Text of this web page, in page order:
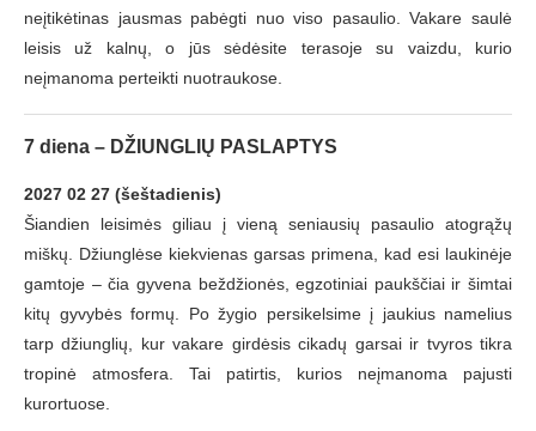
neįtikėtinas jausmas pabėgti nuo viso pasaulio. Vakare saulė
leisis už kalnų, o jūs sėdėsite terasoje su vaizdu, kurio
neįmanoma perteikti nuotraukose.
7 diena – DŽIUNGLIŲ PASLAPTYS
2027 02 27 (šeštadienis)
Šiandien leisimės giliau į vieną seniausių pasaulio atogrąžų
miškų. Džiunglėse kiekvienas garsas primena, kad esi laukinėje
gamtoje – čia gyvena beždžionės, egzotiniai paukščiai ir šimtai
kitų gyvybės formų. Po žygio persikelsime į jaukius namelius
tarp džiunglių, kur vakare girdėsis cikadų garsai ir tvyros tikra
tropinė atmosfera. Tai patirtis, kurios neįmanoma pajusti
kurortuose.